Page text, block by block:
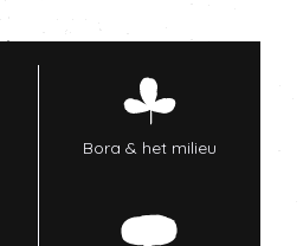
Bora & het milieu